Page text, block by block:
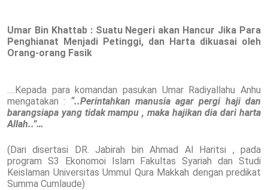
Umar Bin Khattab : Suatu Negeri akan Hancur Jika Para
Penghianat Menjadi Petinggi, dan Harta dikuasai oleh
Orang-orang Fasik
….Kepada para komandan pasukan Umar Radiyallahu Anhu
mengatakan : “..Perintahkan manusia agar pergi haji dan
barangsiapa yang tidak mampu , maka hajikan dia dari harta
Allah..”…
(Dari disertasi DR. Jabirah bin Ahmad Al Haritsi , pada
program S3 Ekonomoi Islam Fakultas Syariah dan Studi
Keislaman Universitas Ummul Qura Makkah dengan predikat
Summa Cumlaude)